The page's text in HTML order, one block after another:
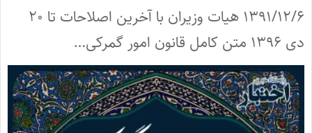
۱۳۹۱/۱۲/۶ هیات وزیران با آخرین اصلاحات تا ۲۰
دی ۱۳۹۶ متن کامل قانون امور گمرکی…